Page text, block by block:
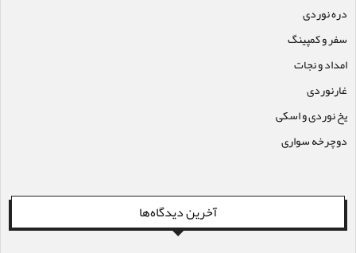
دره نوردی
سفر و کمپینگ
امداد و نجات
غارنوردی
یخ نوردی و اسکی
دوچرخه سواری
آخرین دیدگاه‌ها